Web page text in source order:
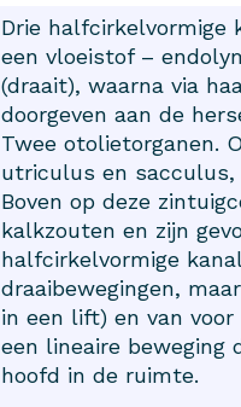
Drie halfcirkelvormige
een vloeistof –
(draait), waarna via
doorgeven aan de
Twee otolietorganen.
utriculus en sacculus,
Boven op deze
kalkzouten en zijn
halfcirkelvormige
draaibewegingen,
in een lift) en van
een lineaire beweging
hoofd in de ruimte.